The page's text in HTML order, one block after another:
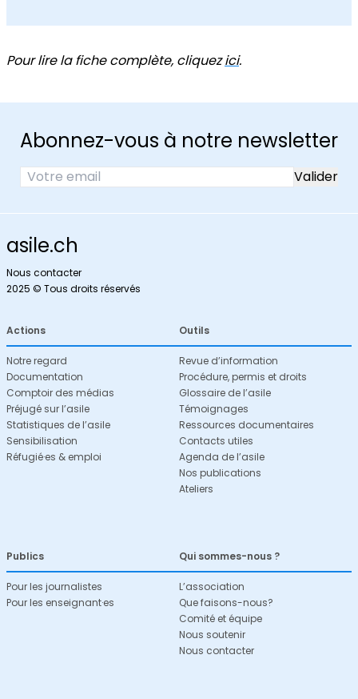
Pour lire la fiche complète, cliquezici.
Abonnez-vous à notre newsletter
asile.ch
Nous contacter
2025 © Tous droits réservés
Actions
Notre regard
Documentation
Comptoir des médias
Préjugé sur l’asile
Statistiques de l’asile
Sensibilisation
Réfugié·es & emploi
Outils
Revue d’information
Procédure, permis et droits
Glossaire de l’asile
Témoignages
Ressources documentaires
Contacts utiles
Agenda de l’asile
Nos publications
Ateliers
Publics
Pour les journalistes
Pour les enseignant·es
Qui sommes-nous ?
L’association
Que faisons-nous?
Comité et équipe
Nous soutenir
Nous contacter